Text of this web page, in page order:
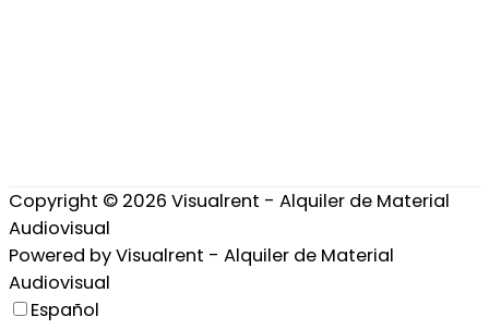
Copyright © 2026 Visualrent - Alquiler de Material
Audiovisual
Powered byVisualrent - Alquiler de Material
Audiovisual
Español